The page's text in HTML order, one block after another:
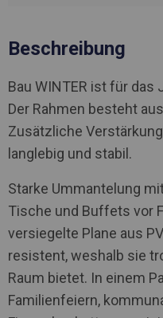
Beschreibung
Bau WINTER ist für das
Der Rahmen besteht
Zusätzliche
langlebig und stabil.
Starke Ummantelung
Tische und Buffets vor
versiegelte Plane aus
resistent, weshalb sie
Raum bietet. In einem
Familienfeiern,